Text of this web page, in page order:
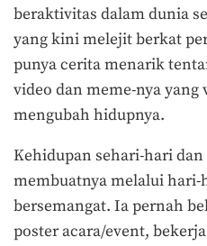
beraktivitas dalam dunia
yang kini melejit berkat
punya cerita menarik
video dan meme-nya yang
mengubah hidupnya.
Kehidupan sehari-hari
membuatnya melalui hari-
bersemangat. Ia pernah
poster acara/event,